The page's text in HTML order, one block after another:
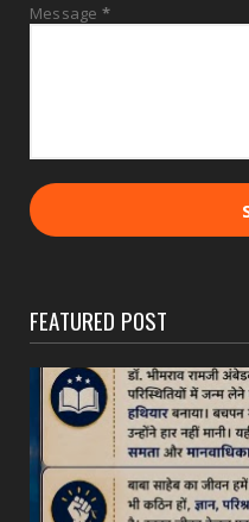
Message *
FEATURED POST